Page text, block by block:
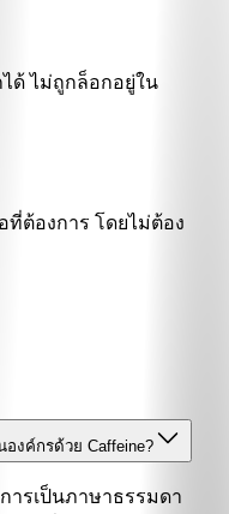
ด้ ไม่ถูกล็อกอยู่ใน
ต้องการ โดยไม่ต้อง
งค์กรด้วย Caffeine?
ารเป็นภาษาธรรมดา